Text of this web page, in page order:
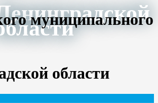
муниципального
области